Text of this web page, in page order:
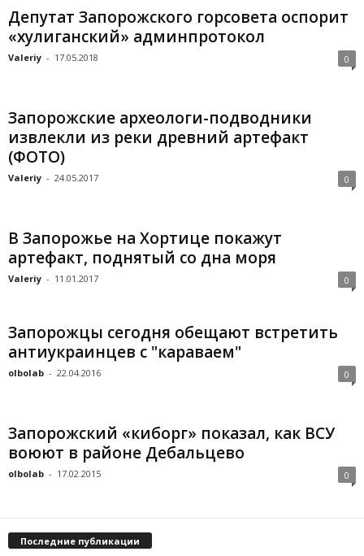
Депутат Запорожского горсовета оспорит
«хулиганский» админпротокол
Valeriy - 17.05.2018 0
Запорожские археологи-подводники
извлекли из реки древний артефакт
(ФОТО)
Valeriy - 24.05.2017 0
В Запорожье на Хортице покажут
артефакт, поднятый со дна моря
Valeriy - 11.01.2017 0
Запорожцы сегодня обещают встретить
антиукраинцев с "караваем"
olbolab - 22.04.2016 0
Запорожский «киборг» показал, как ВСУ
воюют в районе Дебальцево
olbolab - 17.02.2015 0
Последние публикации